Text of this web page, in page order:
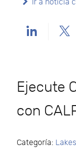
Ir a noticia
Ejecute
con
Categoría: Lakes